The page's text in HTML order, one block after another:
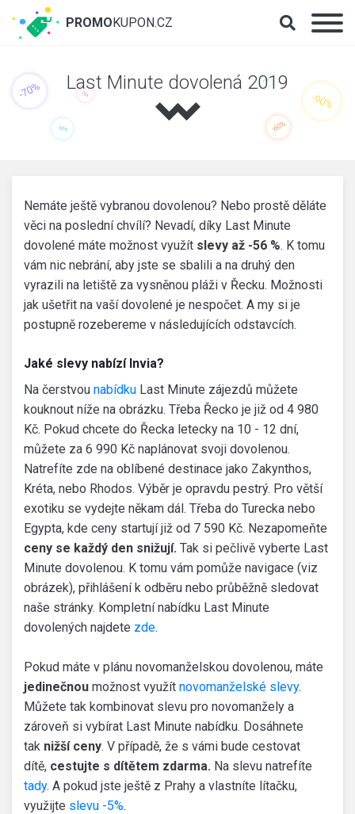
Last Minute dovolená 2019
Nemáte ještě vybranou dovolenou? Nebo prostě děláte
věci na poslední chvílí? Nevadí, díky Last Minute
dovolené máte možnost využít slevy až -56 %. K tomu
vám nic nebrání, aby jste se sbalili a na druhý den
vyrazili na letiště za vysněnou pláži v Řecku. Možnosti
jak ušetřit na vaší dovolené je nespočet. A my si je
postupně rozebereme v následujících odstavcích.
Jaké slevy nabízí Invia?
Na čerstvou nabídku Last Minute zájezdů můžete
kouknout níže na obrázku. Třeba Řecko je již od 4 980
Kč. Pokud chcete do Řecka letecky na 10 - 12 dní,
můžete za 6 990 Kč naplánovat svoji dovolenou.
Natrefíte zde na oblíbené destinace jako Zakynthos,
Kréta, nebo Rhodos. Výběr je opravdu pestrý. Pro větší
exotiku se vydejte někam dál. Třeba do Turecka nebo
Egypta, kde ceny startují již od 7 590 Kč. Nezapomeňte
ceny se každý den snižují. Tak si pečlivě vyberte Last
Minute dovolenou. K tomu vám pomůže navigace (viz
obrázek), přihlášení k odběru nebo průběžně sledovat
naše stránky. Kompletní nabídku Last Minute
dovolených najdete zde.
Pokud máte v plánu novomanželskou dovolenou, máte
jedinečnou možnost využít novomanželské slevy.
Můžete tak kombinovat slevu pro novomanžely a
zároveň si vybírat Last Minute nabídku. Dosáhnete
tak nižší ceny. V případě, že s vámi bude cestovat
dítě, cestujte s dítětem zdarma. Na slevu natrefíte
tady. A pokud jste ještě z Prahy a vlastníte lítačku,
využijte slevu -5%.
PROMOKUPON.CZ